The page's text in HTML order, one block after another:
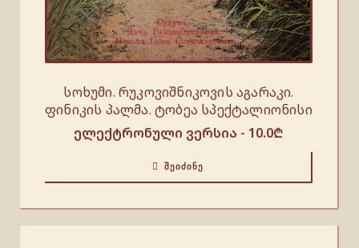
სოხუმი. რუკოვიშნიკოვის აგარაკი.
ფინიკის პალმა. ტობეა სპექტალიონისი
ელექტრონული ვერსია - 10.0₾
ᲨᲔᲘᲫᲘᲜᲔ